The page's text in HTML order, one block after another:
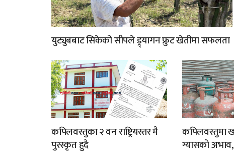
युट्युबबाट सिकेको सीपले ड्र्यागन फ्रुट खेतीमा सफलता
कपिलवस्तुका २ वन राष्ट्रियस्तर मै
पुरस्कृत हुदै
कपिलवस्तुमा
ग्यासको अभाव,